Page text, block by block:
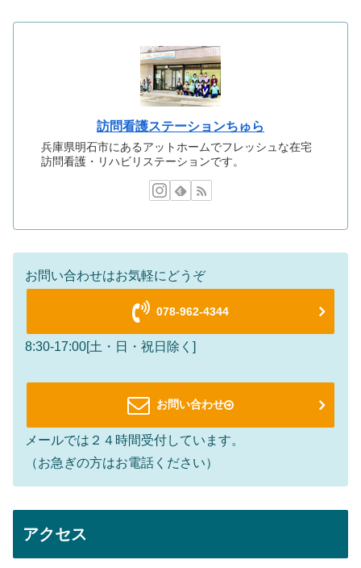
訪問看護ステーションちゅら
兵庫県明石市にあるアットホームでフレッシュな在宅
訪問看護・リハビリステーションです。
お問い合わせはお気軽にどうぞ
078-962-4344
8:30-17:00[土・日・祝日除く]
お問い合わせ
メールでは２４時間受付しています。
（お急ぎの方はお電話ください）
アクセス